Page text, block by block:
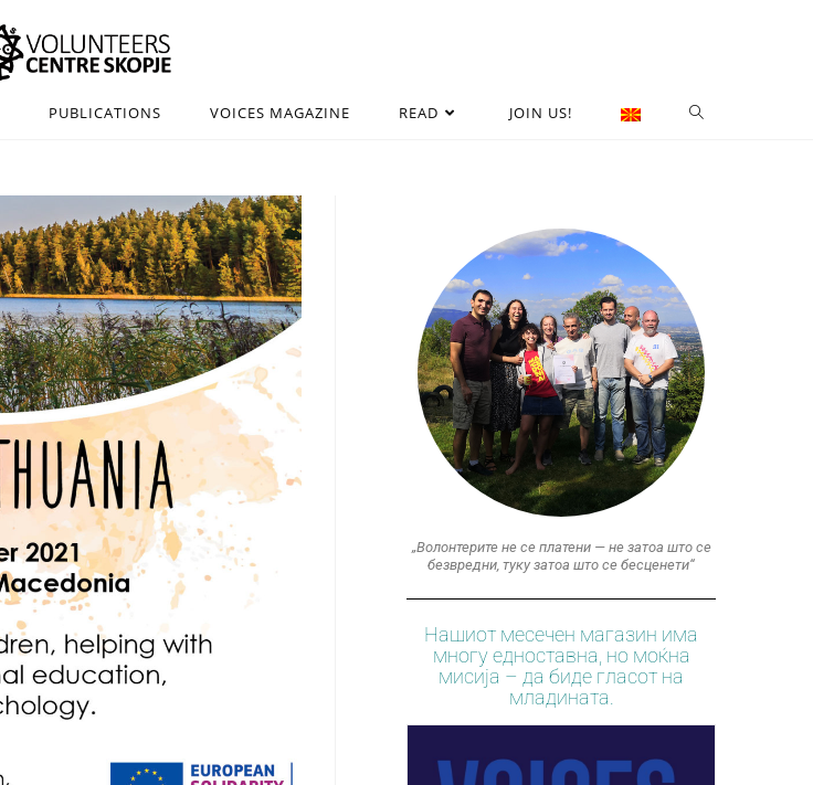
PUBLICATIONS VOICES MAGAZINE READ JOIN US!
„Волонтерите не се платени — не затоа што се
безвредни, туку затоа што се бесценети“
Нашиот месечен магазин има
многу едноставна, но моќна
мисија – да биде гласот на
младината.